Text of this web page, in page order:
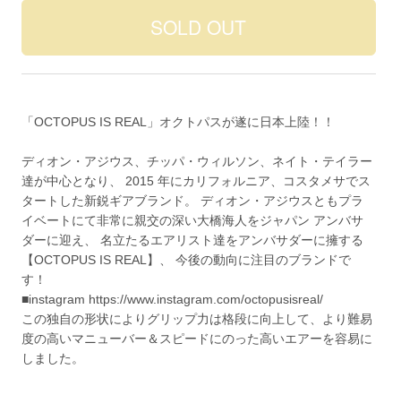
「OCTOPUS IS REAL」オクトパスが遂に日本上陸！！
ディオン・アジウス、チッパ・ウィルソン、ネイト・テイラー
達が中心となり、 2015 年にカリフォルニア、コスタメサでス
タートした新鋭ギアブランド。 ディオン・アジウスともプラ
イベートにて非常に親交の深い大橋海人をジャパン アンバサ
ダーに迎え、 名立たるエアリスト達をアンバサダーに擁する
【OCTOPUS IS REAL】、 今後の動向に注目のブランドで
す！
■instagram https://www.instagram.com/octopusisreal/
この独自の形状によりグリップ力は格段に向上して、より難易
度の高いマニューバー＆スピードにのった高いエアーを容易に
しました。